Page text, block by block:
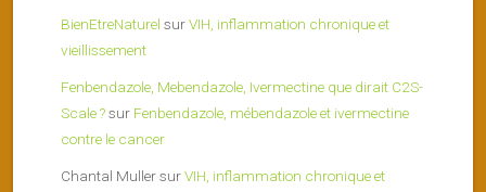
BienEtreNaturel surVIH, inflammation chronique et
vieillissement
Fenbendazole, Mebendazole, Ivermectine que dirait C2S-
Scale ?sur Fenbendazole, mébendazole et ivermectine
contre le cancer
Chantal MullersurVIH, inflammation chronique et